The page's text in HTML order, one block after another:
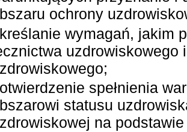
ochrony
wymagań, jakim
uzdrowiskowego
spełnienia
statusu
na